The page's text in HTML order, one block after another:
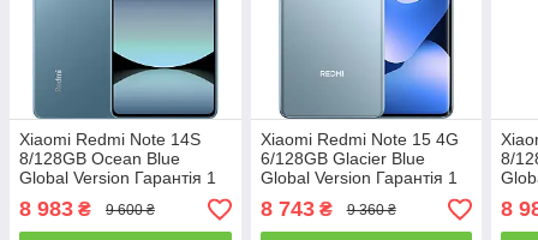
Xiaomi Redmi Note 14S
8/128GB Ocean Blue
Global Version Гарантія 1
рік
8 983 ₴ 9 600 ₴
Xiaomi Redmi Note 15 4G
6/128GB Glacier Blue
Global Version Гарантія 1
рік (*CPA -3% Знижка)_L
8 743₴ 9 360 ₴
8/
рік
8